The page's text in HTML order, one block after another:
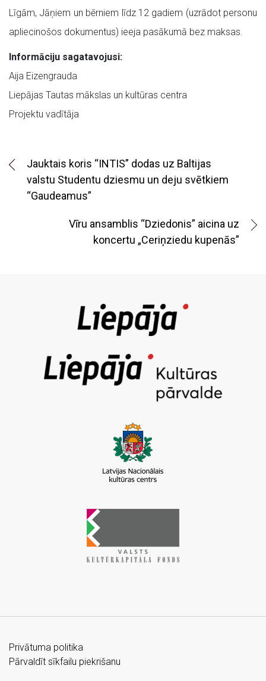
Līgām, Jāņiem un bērniem līdz 12 gadiem (uzrādot personu
apliecinošos dokumentus) ieeja pasākumā bez maksas.
Informāciju sagatavojusi:
Aija Eizengrauda
Liepājas Tautas mākslas un kultūras centra
Projektu vadītāja
Jauktais koris “INTIS” dodas uz Baltijas
valstu Studentu dziesmu un deju svētkiem
“Gaudeamus”
Vīru ansamblis “Dziedonis” aicina uz
koncertu „Ceriņziedu kupenās”
Privātuma politika
Pārvaldīt sīkfailu piekrišanu